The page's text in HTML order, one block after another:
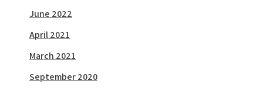
June 2022
April 2021
March 2021
September 2020